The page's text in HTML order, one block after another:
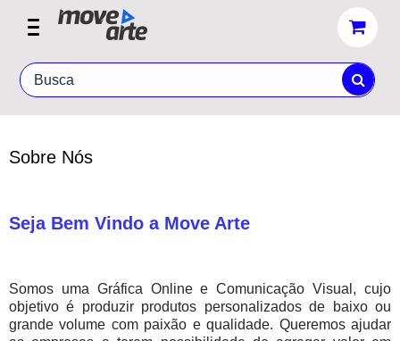
Sobre Nós
Seja Bem Vindo a Move Arte
Somos uma Gráfica Online e Comunicação Visual, cujo
objetivo é produzir produtos personalizados de baixo ou
grande volume com paixão e qualidade. Queremos ajudar